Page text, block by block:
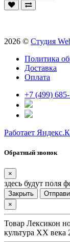
2026 © Студия
Политика
Доставка
Оплата
+7 (499)
Работает
Обратный звонок
×
здесь будут поля
Закрыть
×
Товар Лексикон
культура XX века